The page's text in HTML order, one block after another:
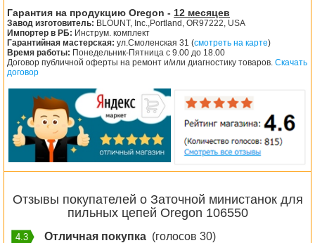
Гарантия на продукцию Oregon - 12 месяцев
Завод изготовитель: BLOUNT, Inc.,Portland, OR97222, USA
Импортер в РБ: Инструм. комплект
Гарантийная мастерская: ул.Смоленская 31 (смотреть на карте)
Время работы: Понедельник-Пятница с 9.00 до 18.00
Договор публичной оферты на ремонт и/или диагностику товаров. Скачать
договор
Отзывы покупателей о Заточной министанок для
пильных цепей Oregon 106550
4.3 Отличная покупка (голосов 30)